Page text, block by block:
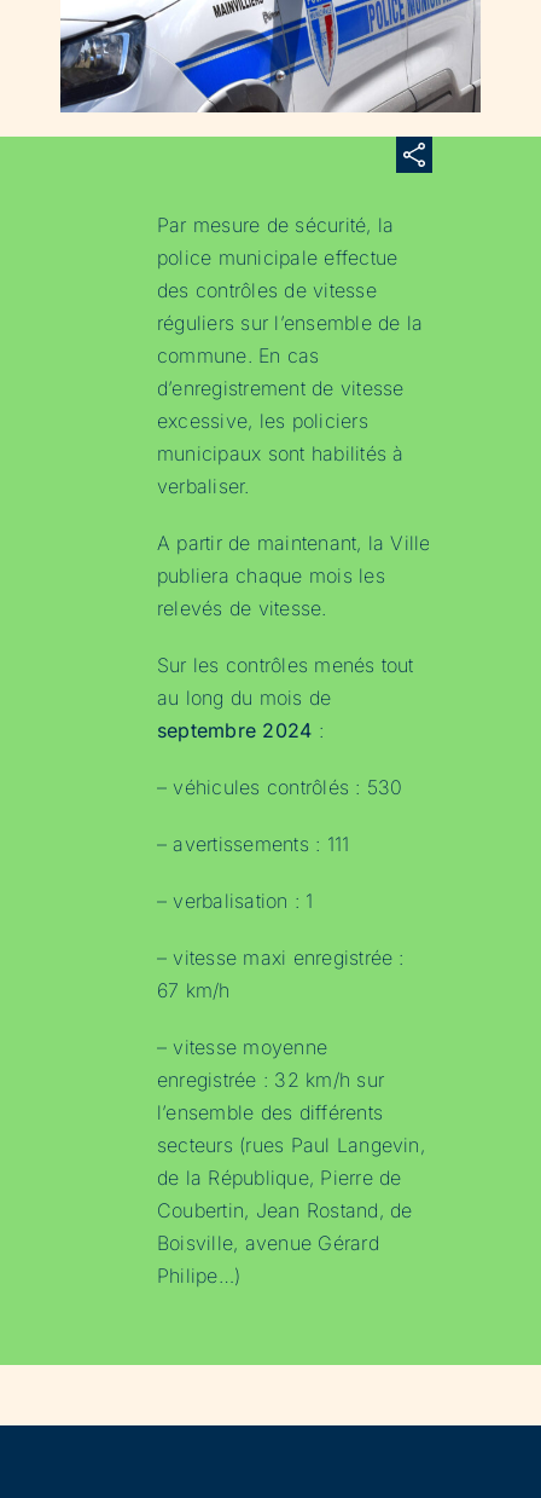
Par mesure de sécurité, la
police municipale effectue
des contrôles de vitesse
réguliers sur l’ensemble de la
commune. En cas
d’enregistrement de vitesse
excessive, les policiers
municipaux sont habilités à
verbaliser.
A partir de maintenant, la Ville
publiera chaque mois les
relevés de vitesse.
Sur les contrôles menés tout
au long du mois de
septembre 2024 :
– véhicules contrôlés : 530
– avertissements : 111
– verbalisation : 1
– vitesse maxi enregistrée :
67 km/h
– vitesse moyenne
enregistrée : 32 km/h sur
l’ensemble des différents
secteurs (rues Paul Langevin,
de la République, Pierre de
Coubertin, Jean Rostand, de
Boisville, avenue Gérard
Philipe…)